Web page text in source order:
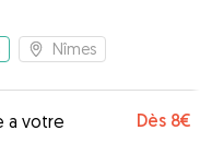
Nîmes
a votre
Dès 8€